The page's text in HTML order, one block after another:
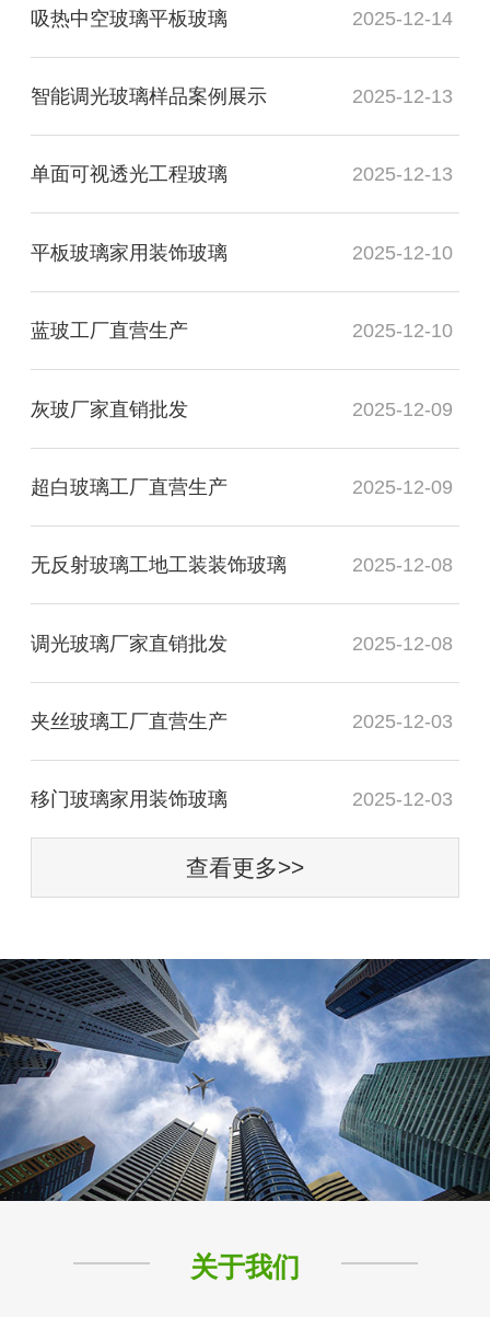
吸热中空玻璃平板玻璃 2025-12-14
智能调光玻璃样品案例展示 2025-12-13
单面可视透光工程玻璃 2025-12-13
平板玻璃家用装饰玻璃 2025-12-10
蓝玻工厂直营生产 2025-12-10
灰玻厂家直销批发 2025-12-09
超白玻璃工厂直营生产 2025-12-09
无反射玻璃工地工装装饰玻璃 2025-12-08
调光玻璃厂家直销批发 2025-12-08
夹丝玻璃工厂直营生产 2025-12-03
移门玻璃家用装饰玻璃 2025-12-03
查看更多>>
关于我们